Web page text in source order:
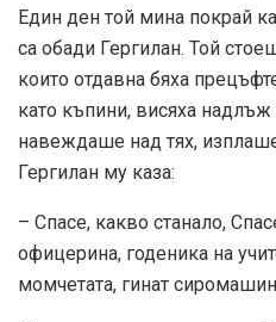
Един ден той мина покрай
са обади Гергилан. Той
които отдавна бяха
като къпини, висяха надлъж
навеждаше над тях,
Гергилан му каза:
– Спасе, какво станало,
офицерина, годеника на
момчетата, гинат